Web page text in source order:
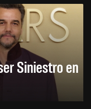
Siniestro en